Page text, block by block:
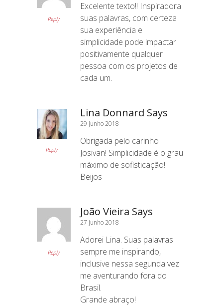
Reply
Excelente texto!! Inspiradora
suas palavras, com certeza
sua experiência e
simplicidade pode impactar
positivamente qualquer
pessoa com os projetos de
cada um.
Reply
Lina Donnard Says
29 junho 2018
Obrigada pelo carinho
Josivan! Simplicidade é o grau
máximo de sofisticação!
Beijos
Reply
João Vieira Says
27 junho 2018
Adorei Lina. Suas palavras
sempre me inspirando,
inclusive nessa segunda vez
me aventurando fora do
Brasil.
Grande abraço!